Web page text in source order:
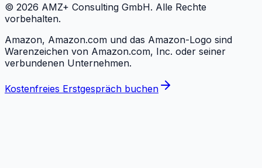
© 2026 AMZ+ Consulting GmbH. Alle Rechte
vorbehalten.
Amazon, Amazon.com und das Amazon-Logo sind
Warenzeichen von Amazon.com, Inc. oder seiner
verbundenen Unternehmen.
Kostenfreies Erstgespräch buchen